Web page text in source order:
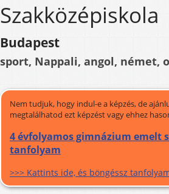
Szakközépiskola
Budapest
sport, Nappali, angol, német,
Nem tudjuk, hogy indul-e a képzés, de
megtalálhatod ezt képzést vagy ehhez
4 évfolyamos gimnázium emelt
tanfolyam
>>> Kattints ide, és böngéssz